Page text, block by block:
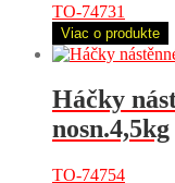
TO-74731
Viac o produkte
Háčky
nosn.4,5kg
TO-74754